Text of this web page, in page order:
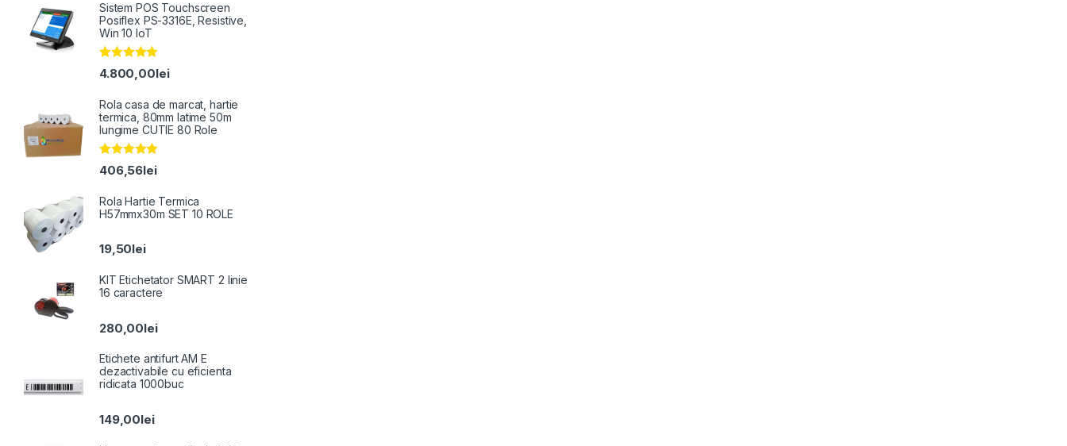
Sistem POS Touchscreen
Posiflex PS-3316E, Resistive,
Win 10 IoT
Evaluat la
5.00din 5
4.800,00lei
Rola casa de marcat, hartie
termica, 80mm latime 50m
lungime CUTIE 80 Role
Evaluat la
5.00din 5
406,56lei
Rola Hartie Termica
H57mmx30m SET 10 ROLE
19,50lei
KIT Etichetator SMART 2 linie
16 caractere
280,00lei
Etichete antifurt AM E
dezactivabile cu eficienta
ridicata 1000buc
149,00lei